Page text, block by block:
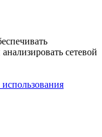
сетевой